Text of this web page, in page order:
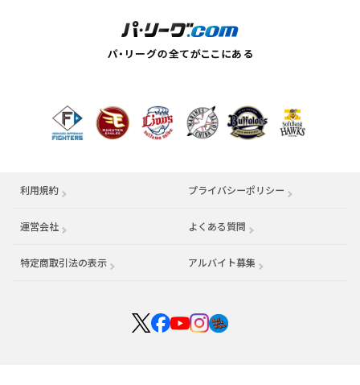
利用規約 プライバシーポリシー
運営会社 （別ウィンドウで開く） よくある質問
特定商取引法の表示 アルバイト募集 （別ウィンドウで開く